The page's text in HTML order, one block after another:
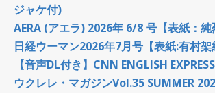
ジャケ付)
AERA (アエラ) 2026年 6/8 号【表紙：
日経ウーマン2026年7月号【表紙:有村架
【音声DL付き】CNN ENGLISH
ウクレレ・マガジンVol.35 SUMMER